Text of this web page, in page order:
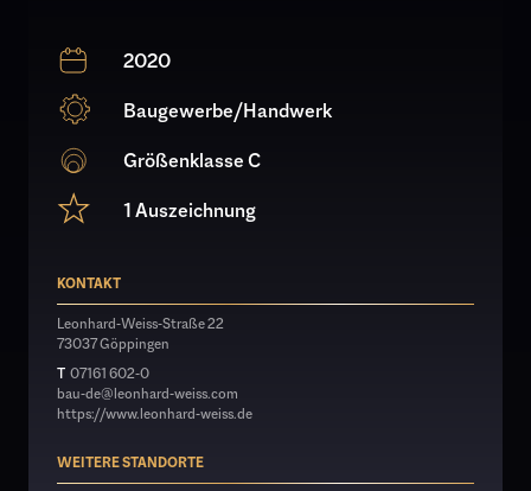
2020
Baugewerbe/Handwerk
Größenklasse C
1 Auszeichnung
KONTAKT
Leonhard-Weiss-Straße 22
73037 Göppingen
T 07161 602-0
bau-de@leonhard-weiss.com
https://www.leonhard-weiss.de
WEITERE STANDORTE